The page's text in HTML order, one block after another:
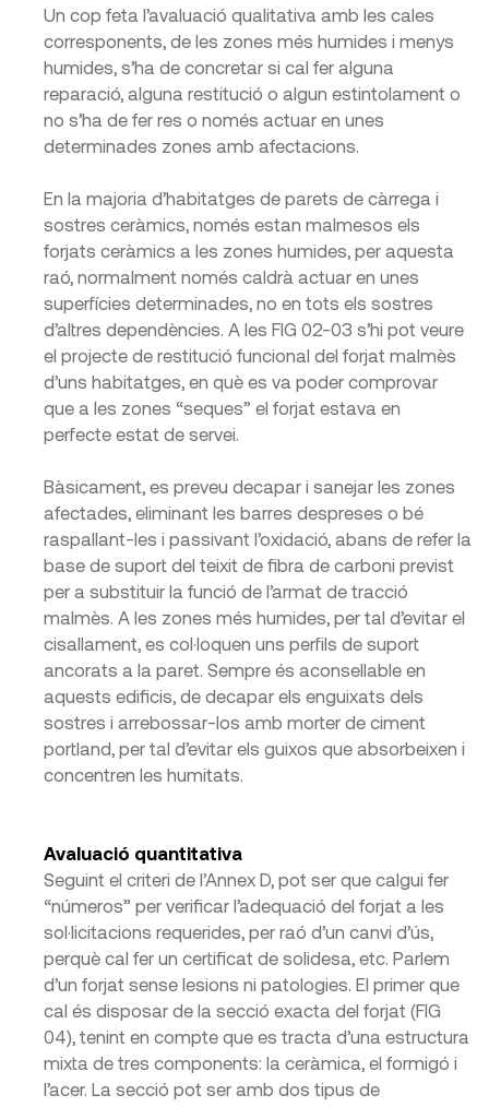
Un cop feta l’avaluació qualitativa amb les cales
corresponents, de les zones més humides i menys
humides, s’ha de concretar si cal fer alguna
reparació, alguna restitució o algun estintolament o
no s’ha de fer res o només actuar en unes
determinades zones amb afectacions.
En la majoria d’habitatges de parets de càrrega i
sostres ceràmics, només estan malmesos els
forjats ceràmics a les zones humides, per aquesta
raó, normalment només caldrà actuar en unes
superfícies determinades, no en tots els sostres
d’altres dependències. A les FIG 02-03 s’hi pot veure
el projecte de restitució funcional del forjat malmès
d’uns habitatges, en què es va poder comprovar
que a les zones “seques” el forjat estava en
perfecte estat de servei.
Bàsicament, es preveu decapar i sanejar les zones
afectades, eliminant les barres despreses o bé
raspallant-les i passivant l’oxidació, abans de refer la
base de suport del teixit de fibra de carboni previst
per a substituir la funció de l’armat de tracció
malmès. A les zones més humides, per tal d’evitar el
cisallament, es col·loquen uns perfils de suport
ancorats a la paret. Sempre és aconsellable en
aquests edificis, de decapar els enguixats dels
sostres i arrebossar-los amb morter de ciment
portland, per tal d’evitar els guixos que absorbeixen i
concentren les humitats.
Avaluació quantitativa
Seguint el criteri de l’Annex D, pot ser que calgui fer
“números” per verificar l’adequació del forjat a les
sol·licitacions requerides, per raó d’un canvi d’ús,
perquè cal fer un certificat de solidesa, etc. Parlem
d’un forjat sense lesions ni patologies. El primer que
cal és disposar de la secció exacta del forjat (FIG
04), tenint en compte que es tracta d’una estructura
mixta de tres components: la ceràmica, el formigó i
l’acer. La secció pot ser amb dos tipus de